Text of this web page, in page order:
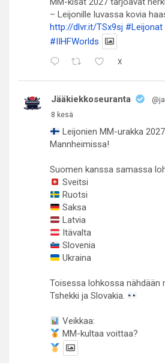
– Leijonille luvassa kovia
http://dlvr.it/TSx9sj #Leijonat
#IIHFWorlds
X
Jääkiekkoseuranta
8 kesä
Leijonien MM-urakka
Mannheimissa!
Suomen kanssa samassa
Sveitsi
Ruotsi
Saksa
Latvia
Itävalta
Slovenia
Ukraina
Toisessa lohkossa nähdään
Tshekki ja Slovakia.
Veikkaa:
MM-kultaa voittaa?